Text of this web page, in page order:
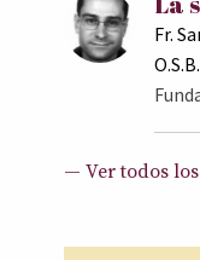
Fr.
O.S.B.
— Ver todos